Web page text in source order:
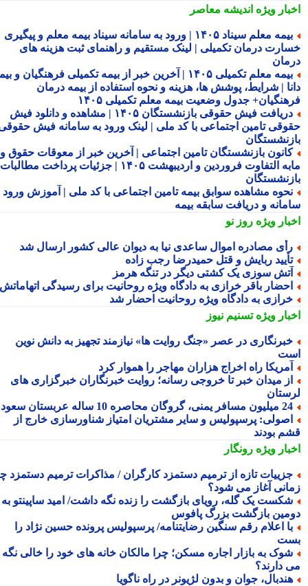
ویژهاندیشه معاصر
بیمه معلم سیناد ۱۴۰۵ | ورود به سامانه سیناد بیمه معلم و پیگیری
درمان تکمیلی | لینک مستقیم و راهنمای ثبت هزینه های
بیمه معلم تکمیلی ۱۴۰۵ | آخرین خبر از بیمه تکمیلی فرهنگیان و بیمه
| شرایط، پوشش ها، هزینه و نحوه استفاده از بیمه درمان
جدول وضعیت بیمه معلم تکمیلی ۱۴۰۵
دریافت فیش حقوقی بازنشستگان ۱۴۰۵ | مشاهده و دانلود فیش
تامین اجتماعی با کد ملی | لینک ورود به سامانه فیش حقوقی
بازنشستگان تامین اجتماعی | آخرین خبر از معوقات حقوق و
مابه التفاوت فروردین و اردیبهشت ۱۴۰۵ | جزئیات پرداخت مطالبات
مشاهده سوابق بیمه تامین اجتماعی با کد ملی | آموزش ورود به
و دریافت سابقه بیمه
ویژهروز نو
مصادره اموال ساعدی نیا به دیوان عالی کشور ارسال شد
ربایش و قتل حمیدرضا رجب زاده
سوزی یک کشتی دیگر در تنگه هرمز
باقر خرازی به دادگاه ویژه روحانیت برای رسیدگی اتهاماتش
به دادگاه ویژه روحانیت احضار شد
ویژهتسنیم نیوز
در عصر «جنگ روایت ها» نیازمند تجهیز به دانش نوین
راه اخراج هزاران مهاجر را هموار کرد
میدان خبر تا خروجی رسانه؛ روایت خبرنگاران خبرگزاری های
گروگان محاصره 10 ساله عربستان سعودی
پرسپولیس و سایر مشتریان امتیاز شناورسازی خارج از
بودند
ویژهرونگار
تازه از ترمیم دستمزد کارگران / مذاکرات ترمیم دستمزد چه
آغاز می شود؟
یک گله، رویای بازگشت را زنده نگه داشت/ امید ساپینتو به
بازگشت بزرگ پافوس
اعلام رقم سنگین رضایتنامه/ پرسپولیس پرونده حسین نژاد را
به بازار اجاره مسکن؛ چرا مالکان خانه های خود را خالی نگه
دارند؟
جوان و بدون لژیونر در راه ناگویا